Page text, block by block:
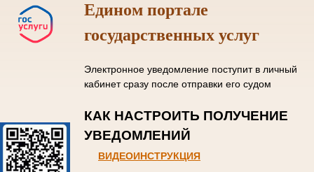
Едином портале
государственных услуг
Электронное уведомление поступит в личный
кабинет сразу после отправки его судом
КАК НАСТРОИТЬ ПОЛУЧЕНИЕ
УВЕДОМЛЕНИЙ
ВИДЕОИНСТРУКЦИЯ